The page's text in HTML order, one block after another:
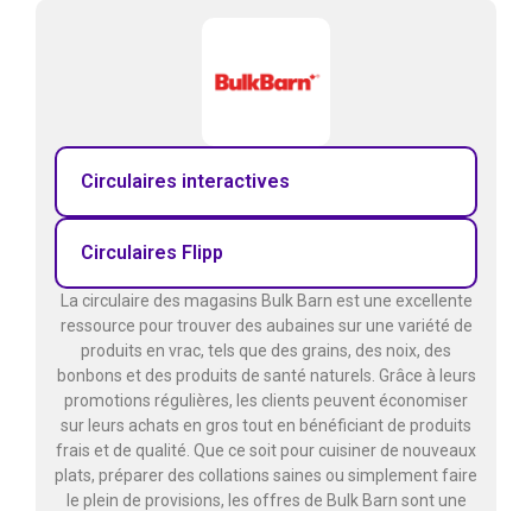
Circulaires interactives
Circulaires Flipp
La circulaire des magasins Bulk Barn est une excellente
ressource pour trouver des aubaines sur une variété de
produits en vrac, tels que des grains, des noix, des
bonbons et des produits de santé naturels. Grâce à leurs
promotions régulières, les clients peuvent économiser
sur leurs achats en gros tout en bénéficiant de produits
frais et de qualité. Que ce soit pour cuisiner de nouveaux
plats, préparer des collations saines ou simplement faire
le plein de provisions, les offres de Bulk Barn sont une